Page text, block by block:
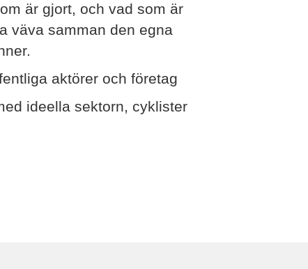
är gjort, och vad som är
väva samman den egna
aktörer och företag
ideella sektorn, cyklister